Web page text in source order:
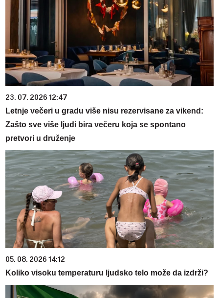
23. 07. 2026 12:47
Letnje večeri u gradu više nisu rezervisane za vikend:
Zašto sve više ljudi bira večeru koja se spontano
pretvori u druženje
05. 08. 2026 14:12
Koliko visoku temperaturu ljudsko telo može da izdrži?